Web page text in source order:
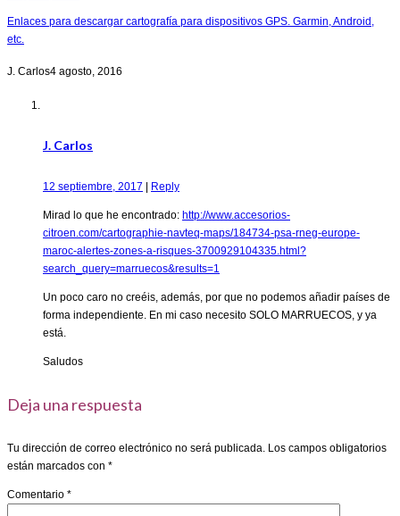
Enlaces para descargar cartografía para dispositivos GPS. Garmin, Android,
etc.
J. Carlos4 agosto, 2016
J. Carlos
12 septiembre, 2017 | Reply
Mirad lo que he encontrado: http://www.accesorios-
citroen.com/cartographie-navteq-maps/184734-psa-rneg-europe-
maroc-alertes-zones-a-risques-3700929104335.html?
search_query=marruecos&results=1
Un poco caro no creéis, además, por que no podemos añadir países de
forma independiente. En mi caso necesito SOLO MARRUECOS, y ya
está.
Saludos
Deja una respuesta
Tu dirección de correo electrónico no será publicada. Los campos obligatorios
están marcados con *
Comentario *